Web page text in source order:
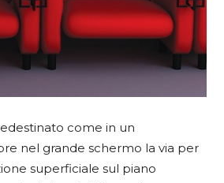
come in un
nel grande schermo la via per
superficiale sul piano